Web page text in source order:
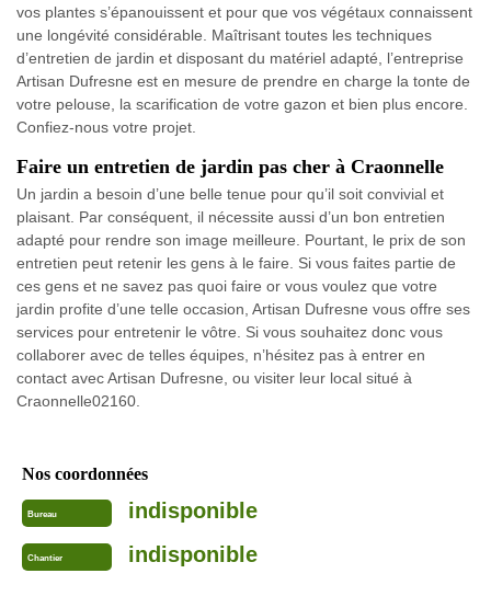
vos plantes s’épanouissent et pour que vos végétaux connaissent
une longévité considérable. Maîtrisant toutes les techniques
d’entretien de jardin et disposant du matériel adapté, l’entreprise
Artisan Dufresne est en mesure de prendre en charge la tonte de
votre pelouse, la scarification de votre gazon et bien plus encore.
Confiez-nous votre projet.
Faire un entretien de jardin pas cher à Craonnelle
Un jardin a besoin d’une belle tenue pour qu’il soit convivial et
plaisant. Par conséquent, il nécessite aussi d’un bon entretien
adapté pour rendre son image meilleure. Pourtant, le prix de son
entretien peut retenir les gens à le faire. Si vous faites partie de
ces gens et ne savez pas quoi faire or vous voulez que votre
jardin profite d’une telle occasion, Artisan Dufresne vous offre ses
services pour entretenir le vôtre. Si vous souhaitez donc vous
collaborer avec de telles équipes, n’hésitez pas à entrer en
contact avec Artisan Dufresne, ou visiter leur local situé à
Craonnelle02160.
Nos coordonnées
Bureau indisponible
Chantier indisponible